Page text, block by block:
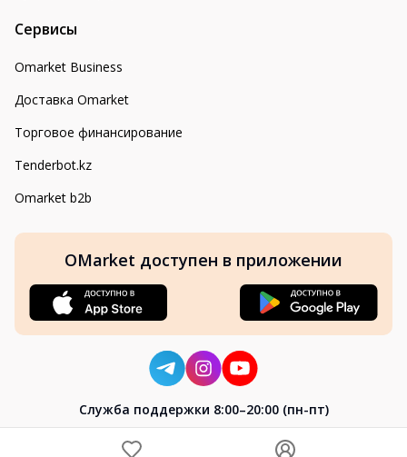
Сервисы
Omarket Business
Доставка Omarket
Торговое финансирование
Tenderbot.kz
Omarket b2b
OMarket доступен в приложении
Cлужба поддержки 8:00–20:00 (пн-пт)